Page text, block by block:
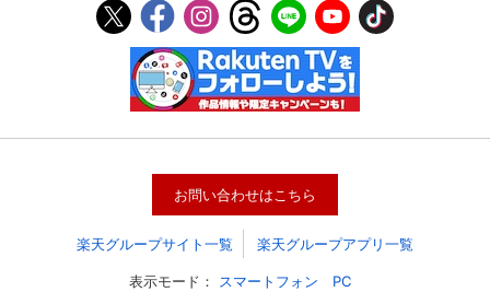
会員情報
基本情報、本人連絡先、パスワード 、クレ
ジットカード情報の変更が可能です。
決済方法の変更が可能です。
お問い合わせはこちら
楽天グループサイト一覧 楽天グループアプリ一覧
表示モード： スマートフォン PC